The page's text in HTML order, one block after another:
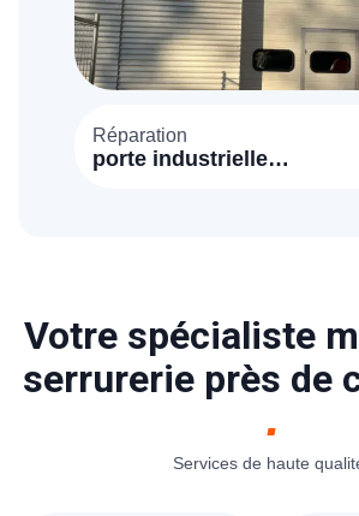
Réparation
porte industrielle
Votre spécialiste
serrurerie près de
Services de haute